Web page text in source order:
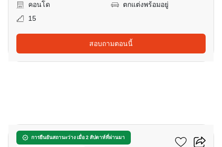
คอนโด
ตกแต่งพร้อมอยู่
15
สอบถามตอนนี้
การยืนยันสถานะว่าง เมื่อ 2 สัปดาห์ที่ผ่านมา
แกรนด์ พาร์ค วิว อโศก